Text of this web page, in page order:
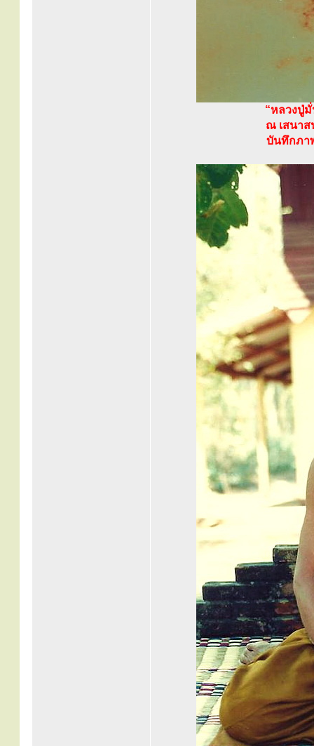
“หลวงปู่
ณ เสนาส
บันทึกภา